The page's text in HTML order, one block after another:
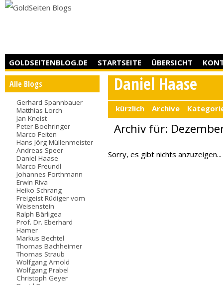
GOLDSEITENBLOG.DE STARTSEITE ÜBERSICHT
Alle Blogs
Gerhard Spannbauer
Matthias Lorch
Jan Kneist
Peter Boehringer
Marco Feiten
Hans Jörg Müllenmeister
Andreas Speer
Daniel Haase
Marco Freundl
Johannes Forthmann
Erwin Riva
Heiko Schrang
Freigeist Rüdiger vom
Weisenstein
Ralph Bärligea
Prof. Dr. Eberhard
Hamer
Markus Bechtel
Thomas Bachheimer
Thomas Straub
Wolfgang Arnold
Wolfgang Prabel
Christoph Geyer
Daniel Haase
kürzlich Archive
Archiv für:
Sorry, es gibt nichts anzuzeigen...